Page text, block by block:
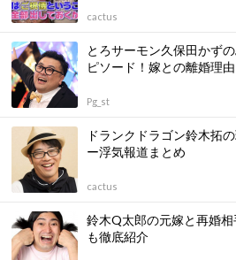
cactus
とろサーモン久保田かず
ピソード！嫁との離婚理
Pg_st
ドランクドラゴン鈴木拓
ー浮気報道まとめ
cactus
鈴木Q太郎の元嫁と再婚
も徹底紹介